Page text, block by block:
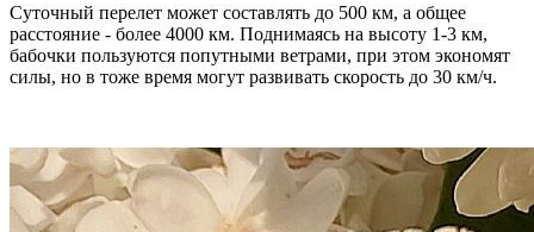
Суточный перелет может составлять до 500 км, а общее
расстояние - более 4000 км. Поднимаясь на высоту 1-3 км,
бабочки пользуются попутными ветрами, при этом экономят
силы, но в тоже время могут развивать скорость до 30 км/ч.